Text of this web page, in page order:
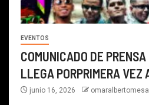
EVENTOS
COMUNICADO DE
LLEGA PORPRIMERA VEZ
junio 16, 2026